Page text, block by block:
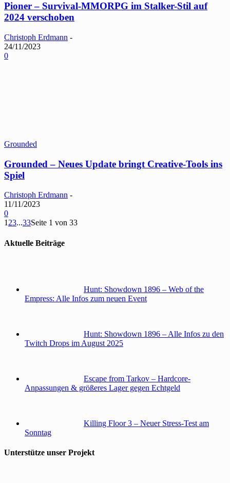
Pioner – Survival-MMORPG im Stalker-Stil auf
2024 verschoben
Christoph Erdmann -
24/11/2023
0
Grounded
Grounded – Neues Update bringt Creative-Tools ins
Spiel
Christoph Erdmann -
11/11/2023
0
1 23...33Seite 1 von 33
Aktuelle Beiträge
Hunt: Showdown 1896 – Web of the
Empress: Alle Infos zum neuen Event
Hunt: Showdown 1896 – Alle Infos zu den
Twitch Drops im August 2025
Escape from Tarkov – Hardcore-
Anpassungen & größeres Lager gegen Echtgeld
Killing Floor 3 – Neuer Stress-Test am
Sonntag
Unterstütze unser Projekt